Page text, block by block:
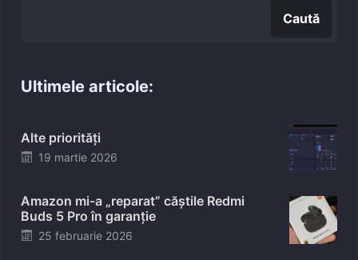
Caută
Ultimele articole:
Alte priorități
Posted
19 martie 2026
Amazon mi-a „reparat” căștile Redmi
Buds 5 Pro în garanție
Posted
25 februarie 2026